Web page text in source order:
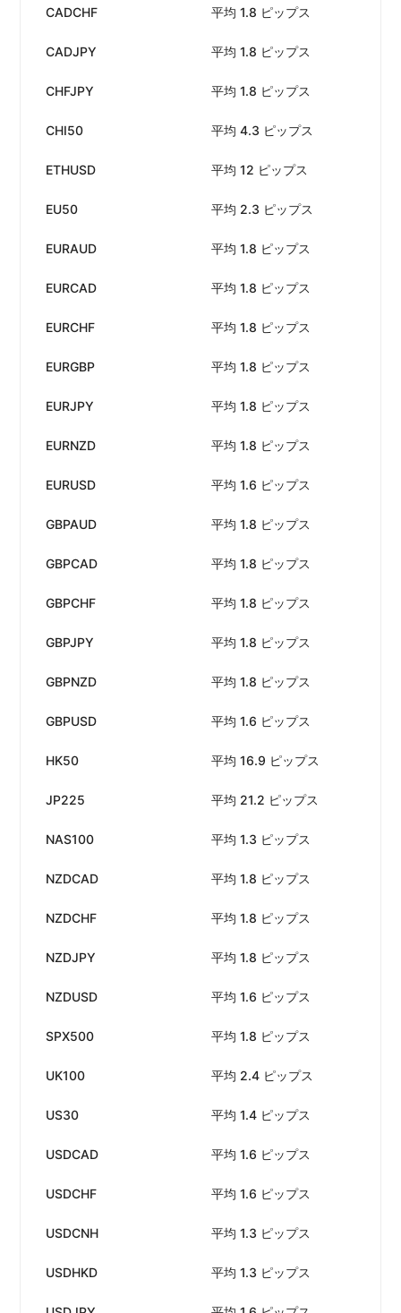
CADCHF 平均 1.8 ピップス
CADJPY 平均 1.8 ピップス
CHFJPY 平均 1.8 ピップス
CHI50 平均 4.3 ピップス
ETHUSD 平均 12 ピップス
EU50 平均 2.3 ピップス
EURAUD 平均 1.8 ピップス
EURCAD 平均 1.8 ピップス
EURCHF 平均 1.8 ピップス
EURGBP 平均 1.8 ピップス
EURJPY 平均 1.8 ピップス
EURNZD 平均 1.8 ピップス
EURUSD 平均 1.6 ピップス
GBPAUD 平均 1.8 ピップス
GBPCAD 平均 1.8 ピップス
GBPCHF 平均 1.8 ピップス
GBPJPY 平均 1.8 ピップス
GBPNZD 平均 1.8 ピップス
GBPUSD 平均 1.6 ピップス
HK50 平均 16.9 ピップス
JP225 平均 21.2 ピップス
NAS100 平均 1.3 ピップス
NZDCAD 平均 1.8 ピップス
NZDCHF 平均 1.8 ピップス
NZDJPY 平均 1.8 ピップス
NZDUSD 平均 1.6 ピップス
SPX500 平均 1.8 ピップス
UK100 平均 2.4 ピップス
US30 平均 1.4 ピップス
USDCAD 平均 1.6 ピップス
USDCHF 平均 1.6 ピップス
USDCNH 平均 1.3 ピップス
USDHKD 平均 1.3 ピップス